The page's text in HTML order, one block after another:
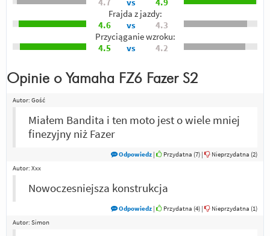
Frajda z jazdy:
4.6
vs
4.3
Przyciąganie wzroku:
4.5
vs 4.2
Opinie o Yamaha FZ6 Fazer S2
Autor: Gość
Miałem Bandita i ten moto jest o wiele mniej
finezyjny niż Fazer
Odpowiedz | Przydatna (7) | Nieprzydatna (2)
Autor: Xxx
Nowoczesniejsza konstrukcja
Odpowiedz | Przydatna (4) | Nieprzydatna (1)
Autor: Simon